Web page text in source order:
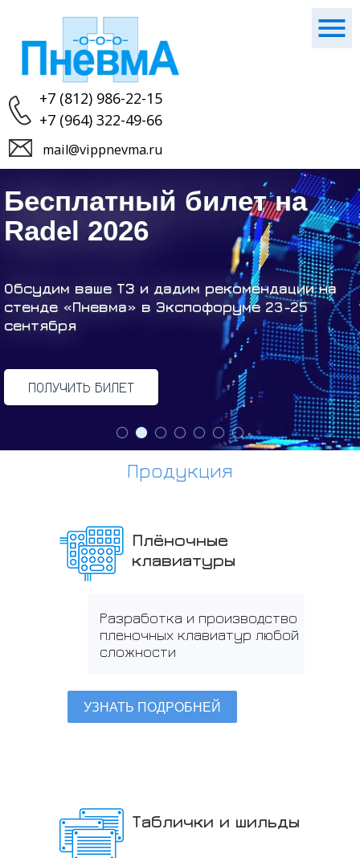
+7 (812) 986-22-15
+7 (964) 322-49-66
mail@vippnevma.ru
Бесплатный билет на
Radel 2026
Обсудим ваше ТЗ и дадим рекомендации на
стенде «Пневма» в Экспофоруме 23-25
сентября
ПОЛУЧИТЬ БИЛЕТ
Продукция
Плёночные
клавиатуры
Разработка и производство
пленочных клавиатур любой
сложности
УЗНАТЬ ПОДРОБНЕЙ
Таблички и шильды